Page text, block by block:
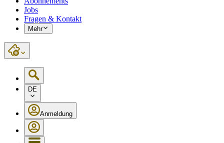
Jobs
Fragen & Kontakt
Mehr
DE
Anmeldung